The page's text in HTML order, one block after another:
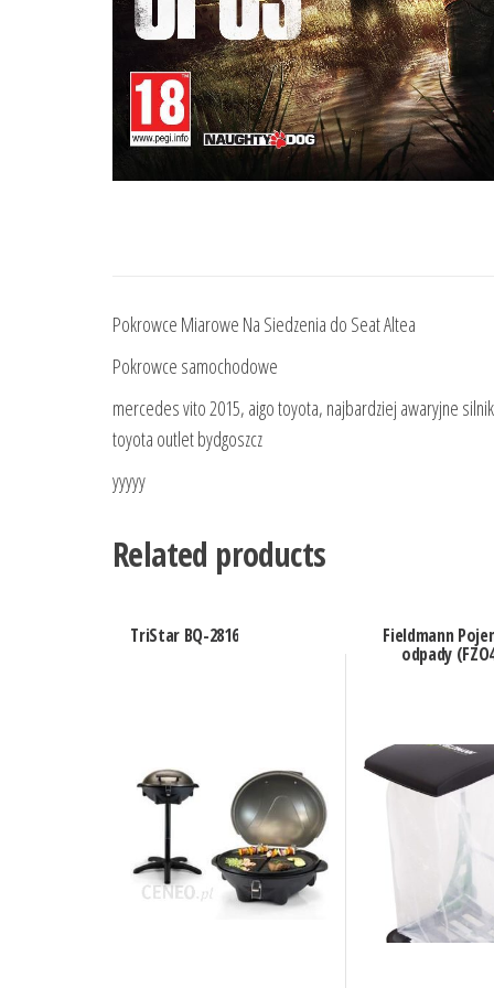
Pokrowce Miarowe Na Siedzenia do Seat Altea
Pokrowce samochodowe
mercedes vito 2015, aigo toyota, najbardziej awaryjne
toyota outlet bydgoszcz
yyyyy
Related products
TriStar BQ-2816 Fieldmann
odpady